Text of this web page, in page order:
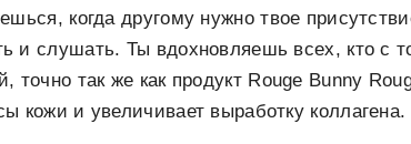
когда другому нужно твое
и слушать. Ты вдохновляешь всех, кто с
точно так же как продукт Rouge Bunny
кожи и увеличивает выработку коллагена.